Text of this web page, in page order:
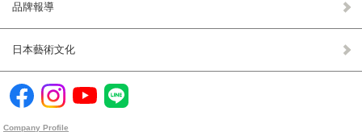
品牌報導
日本藝術文化
Company Profile